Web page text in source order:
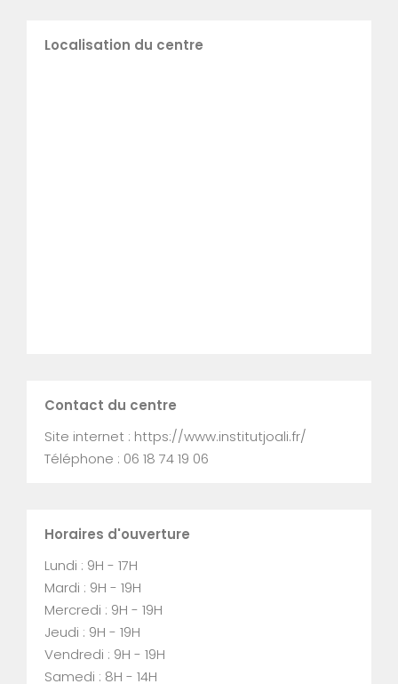
Localisation du centre
Contact du centre
Site internet : https://www.institutjoali.fr/
Téléphone : 06 18 74 19 06
Horaires d'ouverture
Lundi : 9H - 17H
Mardi : 9H - 19H
Mercredi : 9H - 19H
Jeudi : 9H - 19H
Vendredi : 9H - 19H
Samedi : 8H - 14H